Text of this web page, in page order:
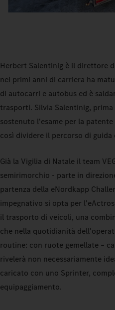
Herbert Salentinig è il direttore
nei primi anni di carriera ha
di autocarri e autobus ed è
trasporti. Silvia Salentinig,
sostenuto l'esame per la
così dividere il percorso di
Già la Vigilia di Natale il team
semirimorchio - parte in
partenza della eNordkapp
impegnativo si opta per
il trasporto di veicoli, una
che nella quotidianità
routine: con ruote gemellate –
rivelerà non necessariamente
caricato con uno Sprinter,
equipaggiamento.